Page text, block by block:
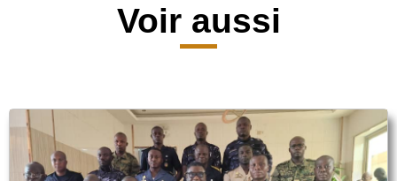
Voir aussi